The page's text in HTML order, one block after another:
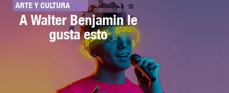
ARTE Y CULTURA
A Walter Benjamin le
gusta esto